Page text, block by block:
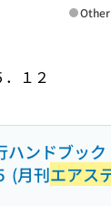
．１２
ハンドブック
(月刊エアス